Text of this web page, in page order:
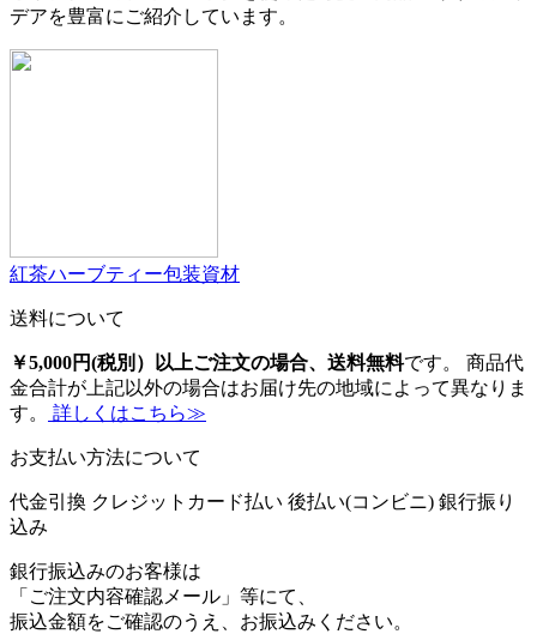
デアを豊富にご紹介しています。
紅茶ハーブティー包装資材
送料について
￥5,000円(税別）以上ご注文の場合、送料無料です。 商品代
金合計が上記以外の場合はお届け先の地域によって異なりま
す。
詳しくはこちら≫
お支払い方法について
代金引換 クレジットカード払い 後払い(コンビニ) 銀行振り
込み
銀行振込みのお客様は
「ご注文内容確認メール」等にて、
振込金額をご確認のうえ、お振込みください。